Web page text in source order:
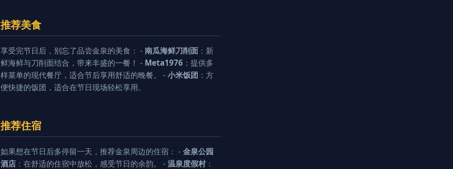
推荐美食
享受完节日后，别忘了品尝金泉的美食： - 南瓜海鲜刀削面 ：新
鲜海鲜与刀削面结合，带来丰盛的一餐！ - Meta1976 ：提供多
样菜单的现代餐厅，适合节后享用舒适的晚餐。 - 小米饭团 ：方
便快捷的饭团，适合在节日现场轻松享用。
推荐住宿
如果想在节日后多停留一天，推荐金泉周边的住宿： - 金泉公园
酒店 ：在舒适的住宿中放松，感受节日的余韵。 - 温泉度假村 ：